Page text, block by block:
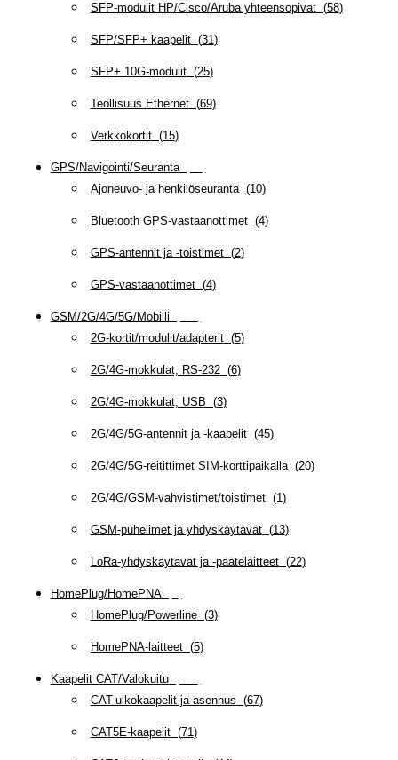
SFP-modulit HP/Cisco/Aruba yhteensopivat(58)
SFP/SFP+ kaapelit(31)
SFP+ 10G-modulit(25)
Teollisuus Ethernet(69)
Verkkokortit(15)
GPS/Navigointi/Seuranta(
Ajoneuvo- ja henkilöseuranta(10)
Bluetooth GPS-vastaanottimet(4)
GPS-antennit ja -toistimet(2)
GPS-vastaanottimet(4)
GSM/2G/4G/5G/Mobiili
2G-kortit/modulit/adapterit(5)
2G/4G-mokkulat, RS-232(6)
2G/4G-mokkulat, USB (3)
2G/4G/5G-antennit ja -kaapelit(45)
2G/4G/5G-reitittimet SIM-korttipaikalla(20)
2G/4G/GSM-vahvistimet/toistimet(1)
GSM-puhelimet ja yhdyskäytävät(13)
LoRa-yhdyskäytävät ja -päätelaitteet(22)
HomePlug/HomePNA(
HomePlug/Powerline(3)
HomePNA-laitteet(5)
Kaapelit CAT/Valokuitu(
CAT-ulkokaapelit ja asennus (67)
CAT5E-kaapelit(71)